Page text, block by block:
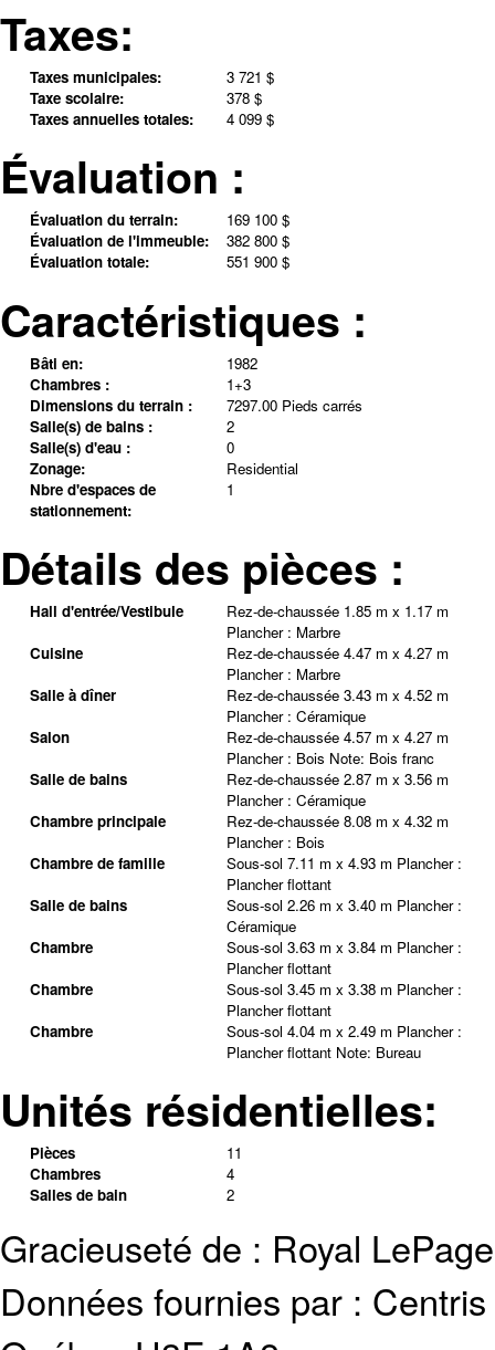
Taxes:
Taxes municipales:
3 721 $
Taxe scolaire:
378 $
Taxes annuelles totales:
4 099 $
Évaluation :
Évaluation du terrain:
169 100 $
Évaluation de l'immeuble:
382 800 $
Évaluation totale:
551 900 $
Caractéristiques :
Bâti en:
1982
Chambres :
1+3
Dimensions du terrain :
7297.00 Pieds carrés
Salle(s) de bains :
2
Salle(s) d'eau :
0
Zonage:
Residential
Nbre d'espaces de
stationnement:
1
Détails des pièces :
Hall d'entrée/Vestibule Rez-de-chaussée 1.85 m x 1.17 m
Plancher : Marbre
Cuisine
Rez-de-chaussée 4.47 m x 4.27 m
Plancher : Marbre
Salle à dîner
Rez-de-chaussée 3.43 m x 4.52 m
Plancher : Céramique
Salon
Rez-de-chaussée 4.57 m x 4.27 m
Plancher : Bois Note: Bois franc
Salle de bains
Rez-de-chaussée 2.87 m x 3.56 m
Plancher : Céramique
Chambre principale
Rez-de-chaussée 8.08 m x 4.32 m
Plancher : Bois
Chambre de famille
Sous-sol 7.11 m x 4.93 m Plancher :
Plancher flottant
Salle de bains
Sous-sol 2.26 m x 3.40 m Plancher :
Céramique
Chambre
Sous-sol 3.63 m x 3.84 m Plancher :
Plancher flottant
Chambre
Sous-sol 3.45 m x 3.38 m Plancher :
Plancher flottant
Chambre
Sous-sol 4.04 m x 2.49 m Plancher :
Plancher flottant Note: Bureau
Unités résidentielles:
Pièces
11
Chambres
4
Salles de bain
2
Gracieuseté de : Royal
Données fournies par :